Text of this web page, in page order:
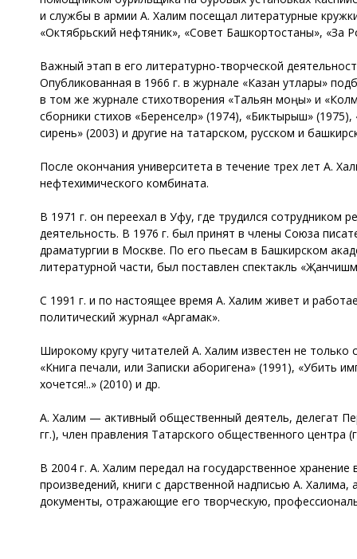
и службы в армии А. Халим посещал литературные
«Октябрьский нефтяник», «Совет Башкортостаны», «За
Важный этап в его литературно-творческой
Опубликованная в 1966 г. в журнале «Казан утлары»
в том же журнале стихотворения «Тальян моңы» и
сборники стихов «Беренселәр» (1974), «Биктырыш» (1975),
сирень» (2003) и другие на татарском, русском и
После окончания университета в течение трех лет А.
нефтехимического комбината.
В 1971 г. он переехал в Уфу, где трудился сотрудником
деятельность. В 1976 г. был принят в члены Союза
драматургии в Москве. По его пьесам в Башкирском
литературной части, был поставлен спектакль
С 1991 г. и по настоящее время А. Халим живет и
политический журнал «Аргамак».
Широкому кругу читателей А. Халим известен не
«Книга печали, или Записки аборигена» (1991), «Убить
хочется!..» (2010) и др.
А. Халим — активный общественный деятель, делегат
гг.), член правления Татарского общественного центра
В 2004 г. А. Халим передал на государственное
произведений, книги с дарственной надписью А.
документы, отражающие его творческую,